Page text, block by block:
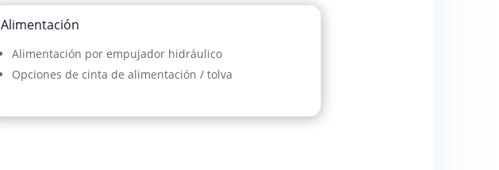
Alimentación
Alimentación por empujador hidráulico
Opciones de cinta de alimentación / tolva